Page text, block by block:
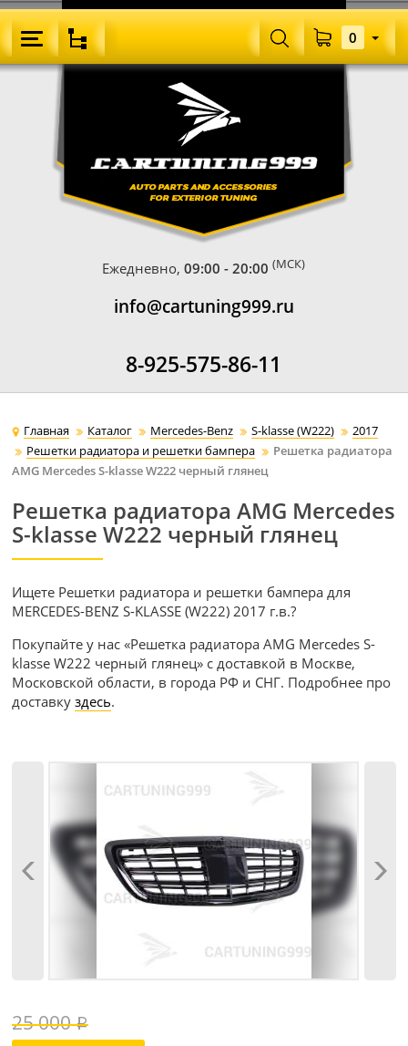
Ежедневно,09:00 - 20:00 (МСК)
info@cartuning999.ru
8-925-575-86-11
0
Главная Каталог Mercedes-Benz S-klasse (W222)
2017
Решетки радиатора и решетки бампера
Решетка радиатора
AMG Mercedes S-klasse W222 черный глянец
Решетка радиатора AMG Mercedes
S-klasse W222 черный глянец
Ищете Решетки радиатора и решетки бампера для
MERCEDES-BENZ S-KLASSE (W222) 2017 г.в.?
Покупайте у нас «Решетка радиатора AMG Mercedes S-
klasse W222 черный глянец» с доставкой в Москве,
Московской области, в города РФ и СНГ. Подробнее про
доставкуздесь.
25 000